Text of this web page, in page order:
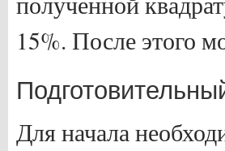
15%. После этого
Для начала